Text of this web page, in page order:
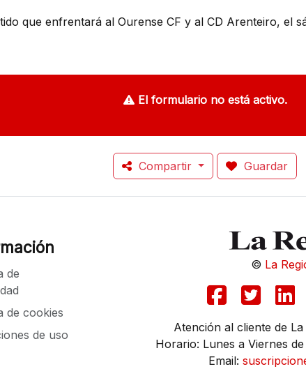
que enfrentará al Ourense CF y al CD Arenteiro, el
El formulario no está activo.
Compartir Guardar
de
de cookies
de uso
© La
Atención al cliente de La
Horario: Lunes a Viernes
Email: